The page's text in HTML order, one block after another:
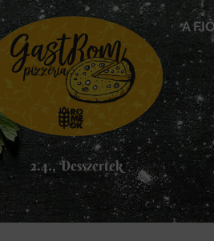
A
2.4., Desszertek